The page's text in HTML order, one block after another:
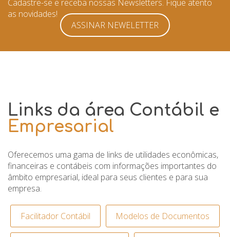
Cadastre-se e receba nossas Newsletters. Fique atento
as novidades!
ASSINAR NEWELETTER
Links da área Contábil e
Empresarial
Oferecemos uma gama de links de utilidades econômicas,
financeiras e contábeis com informações importantes do
âmbito empresarial, ideal para seus clientes e para sua
empresa.
Facilitador Contábil Modelos de Documentos